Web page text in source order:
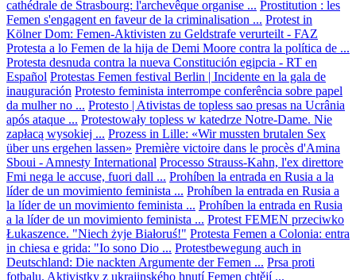
cathédrale de Strasbourg: l'archevêque organise ... Prostitution : les
Femen s'engagent en faveur de la criminalisation ... Protest in
Kölner Dom: Femen-Aktivisten zu Geldstrafe verurteilt - FAZ
Protesta a lo Femen de la hija de Demi Moore contra la política de ...
Protesta desnuda contra la nueva Constitución egipcia - RT en
Español Protestas Femen festival Berlin | Incidente en la gala de
inauguración Protesto feminista interrompe conferência sobre papel
da mulher no ... Protesto | Ativistas de topless sao presas na Ucrânia
após ataque ... Protestowały topless w katedrze Notre-Dame. Nie
zapłacą wysokiej ... Prozess in Lille: «Wir mussten brutalen Sex
über uns ergehen lassen» Première victoire dans le procès d'Amina
Sboui - Amnesty International Processo Strauss-Kahn, l'ex direttore
Fmi nega le accuse, fuori dall ... Prohíben la entrada en Rusia a la
líder de un movimiento feminista ... Prohíben la entrada en Rusia a
la líder de un movimiento feminista ... Prohíben la entrada en Rusia
a la líder de un movimiento feminista ... Protest FEMEN przeciwko
Łukaszence. "Niech żyje Białoruś!" Protesta Femen a Colonia: entra
in chiesa e grida: "Io sono Dio ... Protestbewegung auch in
Deutschland: Die nackten Argumente der Femen ... Prsa proti
fotbalu. Aktivistky z ukrajinského hnutí Femen chtějí ...